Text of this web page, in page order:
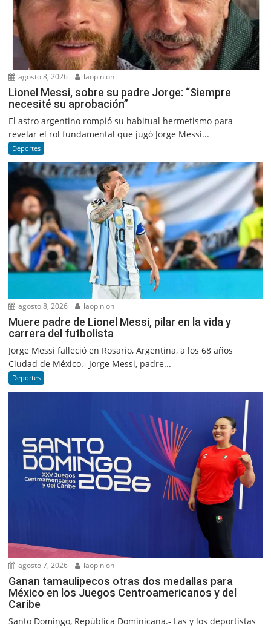
agosto 8, 2026 laopinion
Lionel Messi, sobre su padre Jorge: “Siempre
necesité su aprobación”
El astro argentino rompió su habitual hermetismo para
revelar el rol fundamental que jugó Jorge Messi...
Deportes
agosto 8, 2026 laopinion
Muere padre de Lionel Messi, pilar en la vida y
carrera del futbolista
Jorge Messi falleció en Rosario, Argentina, a los 68 años
Ciudad de México.- Jorge Messi, padre...
Deportes
agosto 7, 2026 laopinion
Ganan tamaulipecos otras dos medallas para
México en los Juegos Centroamericanos y del
Caribe
Santo Domingo, República Dominicana.- Las y los deportistas